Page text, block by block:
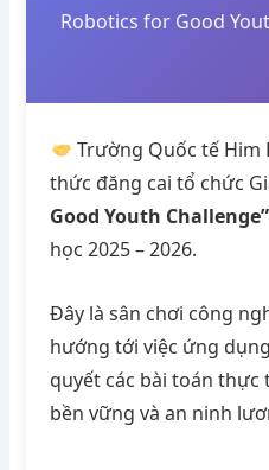
Robotics for Good
Trường Quốc tế Him
thức đăng cai tổ chức
Good Youth Challenge”
học 2025 – 2026.
Đây là sân chơi công
hướng tới việc ứng dụng
quyết các bài toán
bền vững và an ninh